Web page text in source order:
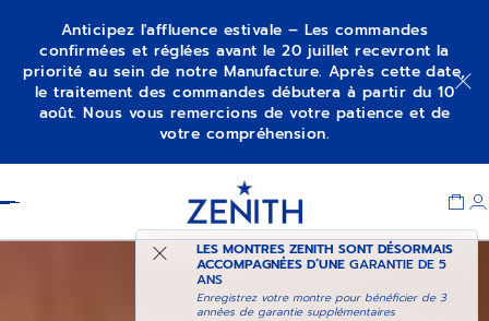
Anticipez l'affluence estivale – Les commandes
confirmées et réglées avant le 20 juillet recevront la
priorité au sein de notre Manufacture. Après cette date,
le traitement des commandes débutera à partir du 10
août. Nous vous remercions de votre patience et de
votre compréhension.
LES MONTRES ZENITH SONT DÉSORMAIS
ACCOMPAGNÉES D’UNEGARANTIE DE 5
ANS
Enregistrez votre montre pour bénéficier de 3
années de garantie supplémentaires
CHRONOMASTER REVIVAL
SHADOW AJOUTER AU PANIER